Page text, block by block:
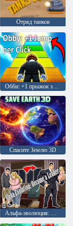
Отряд танков
Обби: +1 прыжок за клик
Спасите Землю 3D
Альфа-эволюция: Станьте лидером